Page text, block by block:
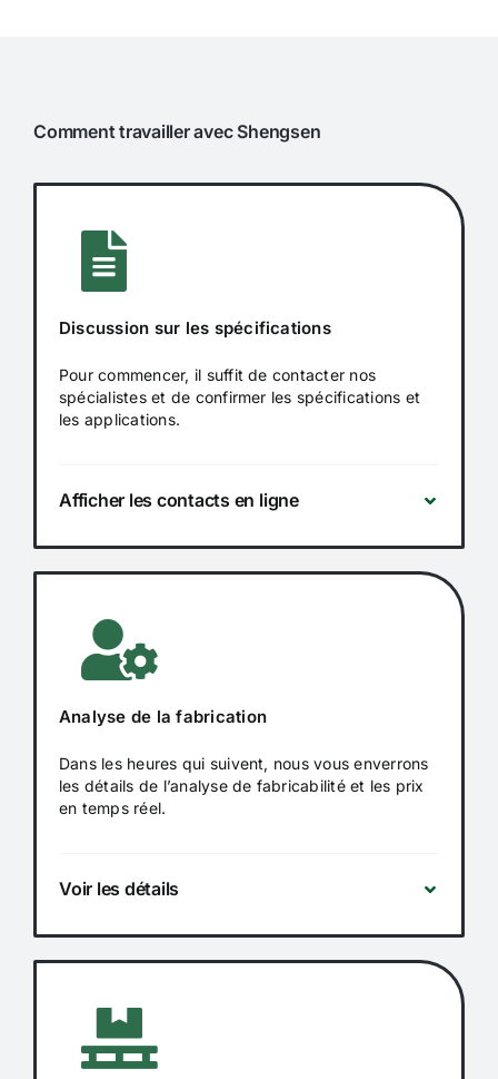
Comment travailler avec Shengsen
Discussion sur les spécifications
Pour commencer, il suffit de contacter nos
spécialistes et de confirmer les spécifications et
les applications.
Afficher les contacts en ligne
Analyse de la fabrication
Dans les heures qui suivent, nous vous enverrons
les détails de l’analyse de fabricabilité et les prix
en temps réel.
Voir les détails